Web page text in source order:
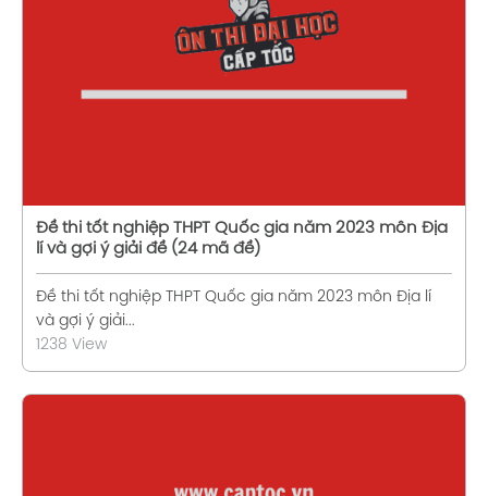
Xem chi tiết
Đề thi tốt nghiệp THPT Quốc gia năm 2023 môn Địa
lí và gợi ý giải đề (24 mã đề)
Đề thi tốt nghiệp THPT Quốc gia năm 2023 môn Địa lí
và gợi ý giải...
1238 View